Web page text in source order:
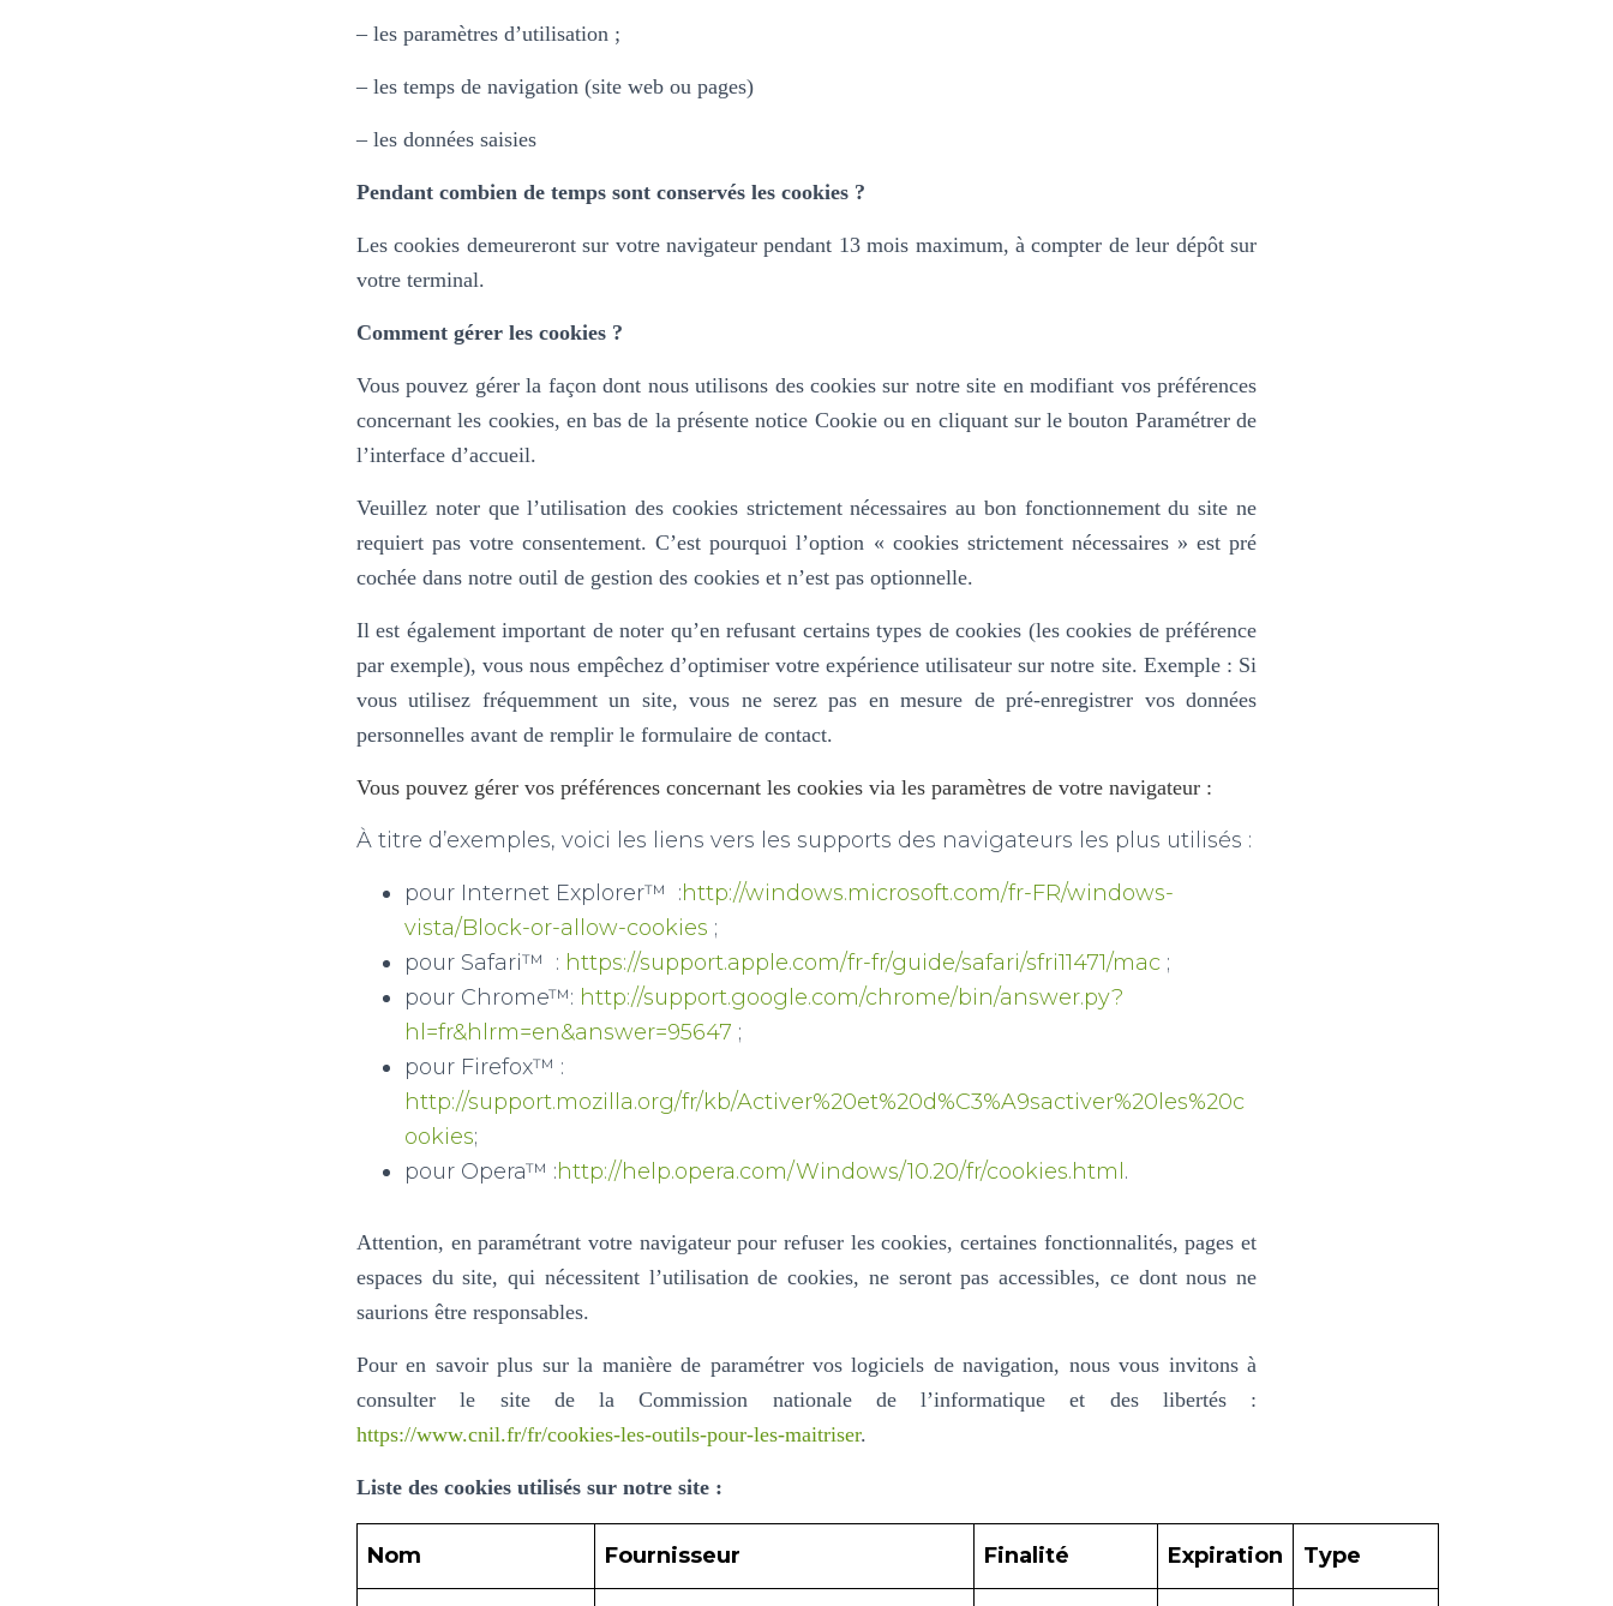
– les paramètres d’utilisation ;
– les temps de navigation (site web ou pages)
– les données saisies
Pendant combien de temps sont conservés les cookies ?
Les cookies demeureront sur votre navigateur pendant 13 mois maximum, à compter de leur dépôt sur
votre terminal.
Comment gérer les cookies ?
Vous pouvez gérer la façon dont nous utilisons des cookies sur notre site en modifiant vos préférences
concernant les cookies, en bas de la présente notice Cookie ou en cliquant sur le bouton Paramétrer de
l’interface d’accueil.
Veuillez noter que l’utilisation des cookies strictement nécessaires au bon fonctionnement du site ne
requiert pas votre consentement. C’est pourquoi l’option « cookies strictement nécessaires » est pré
cochée dans notre outil de gestion des cookies et n’est pas optionnelle.
Il est également important de noter qu’en refusant certains types de cookies (les cookies de préférence
par exemple), vous nous empêchez d’optimiser votre expérience utilisateur sur notre site. Exemple : Si
vous utilisez fréquemment un site, vous ne serez pas en mesure de pré-enregistrer vos données
personnelles avant de remplir le formulaire de contact.
Vous pouvez gérer vos préférences concernant les cookies via les paramètres de votre navigateur :
À titre d’exemples, voici les liens vers les supports des navigateurs les plus utilisés :
pour Internet Explorer™ :http://windows.microsoft.com/fr-FR/windows-
vista/Block-or-allow-cookies ;
pour Safari™ : https://support.apple.com/fr-fr/guide/safari/sfri11471/mac ;
pour Chrome™: http://support.google.com/chrome/bin/answer.py?
hl=fr&hlrm=en&answer=95647 ;
pour Firefox™ :
http://support.mozilla.org/fr/kb/Activer%20et%20d%C3%A9sactiver%20les%20c
ookies;
pour Opera™ :http://help.opera.com/Windows/10.20/fr/cookies.html .
Attention, en paramétrant votre navigateur pour refuser les cookies, certaines fonctionnalités, pages et
espaces du site, qui nécessitent l’utilisation de cookies, ne seront pas accessibles, ce dont nous ne
saurions être responsables.
Pour en savoir plus sur la manière de paramétrer vos logiciels de navigation, nous vous invitons à
consulter le site de la Commission nationale de l’informatique et des libertés :
https://www.cnil.fr/fr/cookies-les-outils-pour-les-maitriser.
Liste des cookies utilisés sur notre site :
Nom Fournisseur Finalité Expiration Type